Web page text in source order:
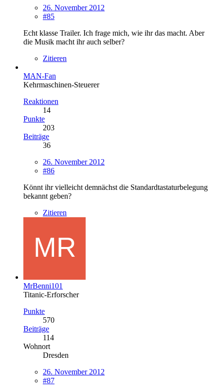
26. November 2012
#85
Echt klasse Trailer. Ich frage mich, wie ihr das macht. Aber
die Musik macht ihr auch selber?
Zitieren
MAN-Fan
Kehrmaschinen-Steuerer
Reaktionen
14
Punkte
203
Beiträge
36
26. November 2012
#86
Könnt ihr vielleicht demnächst die Standardtastaturbelegung
bekannt geben?
Zitieren
MrBenni101
Titanic-Erforscher
Punkte
570
Beiträge
114
Wohnort
Dresden
26. November 2012
#87